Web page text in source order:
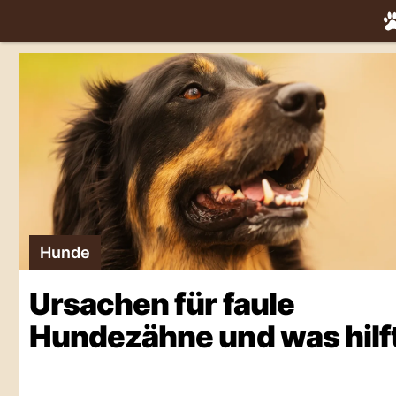
Startseite
Hunde
Ursachen für faule
Hundezähne und was